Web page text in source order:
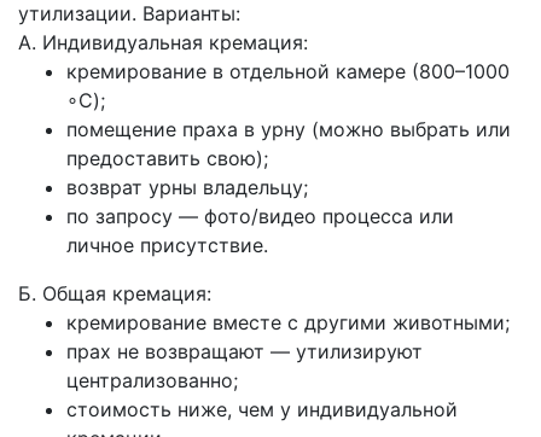
утилизации. Варианты:
А. Индивидуальная кремация:
кремирование в отдельной камере (800–1000
∘C);
помещение праха в урну (можно выбрать или
предоставить свою);
возврат урны владельцу;
по запросу — фото/видео процесса или
личное присутствие.
Б. Общая кремация:
кремирование вместе с другими животными;
прах не возвращают — утилизируют
централизованно;
стоимость ниже, чем у индивидуальной